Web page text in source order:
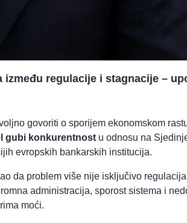
regulacije i stagnacije –
govoriti o sporijem ekonomskom
gubi konkurentnost u odnosu na
evropskih bankarskih institucija.
da problem više nije isključivo
administracija, sporost sistema i
moći.